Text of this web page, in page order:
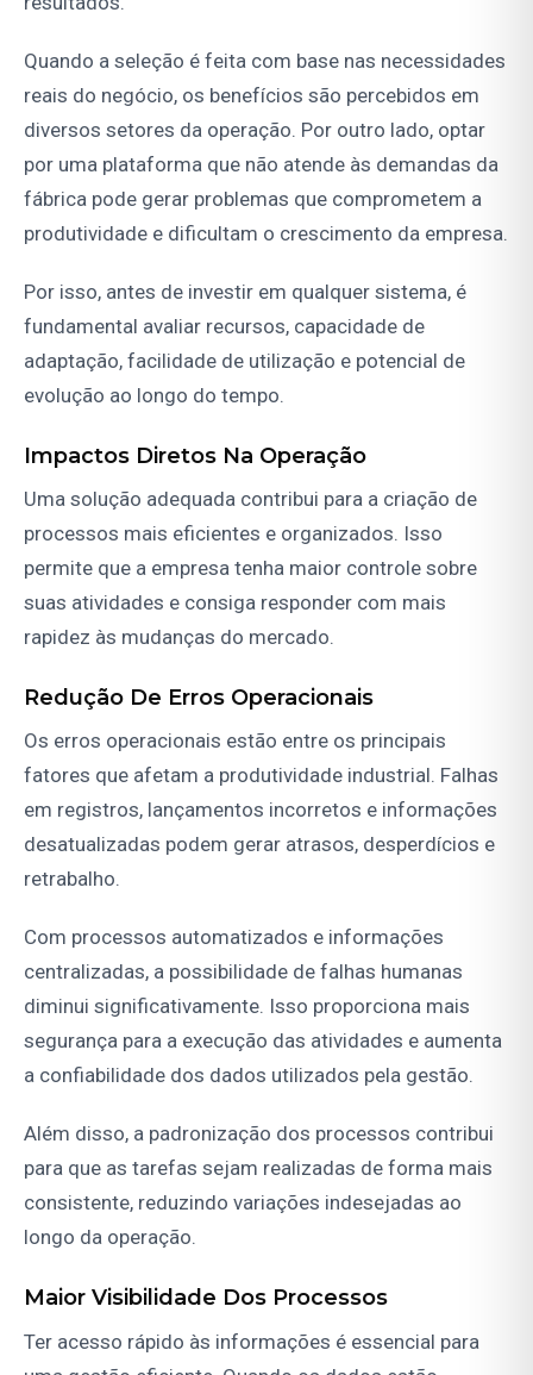
Quando a seleção é feita com base nas necessidades
reais do negócio, os benefícios são percebidos em
diversos setores da operação. Por outro lado, optar
por uma plataforma que não atende às demandas da
fábrica pode gerar problemas que comprometem a
produtividade e dificultam o crescimento da empresa.
Por isso, antes de investir em qualquer sistema, é
fundamental avaliar recursos, capacidade de
adaptação, facilidade de utilização e potencial de
evolução ao longo do tempo.
Impactos Diretos Na Operação
Uma solução adequada contribui para a criação de
processos mais eficientes e organizados. Isso
permite que a empresa tenha maior controle sobre
suas atividades e consiga responder com mais
rapidez às mudanças do mercado.
Redução De Erros Operacionais
Os erros operacionais estão entre os principais
fatores que afetam a produtividade industrial. Falhas
em registros, lançamentos incorretos e informações
desatualizadas podem gerar atrasos, desperdícios e
retrabalho.
Com processos automatizados e informações
centralizadas, a possibilidade de falhas humanas
diminui significativamente. Isso proporciona mais
segurança para a execução das atividades e aumenta
a confiabilidade dos dados utilizados pela gestão.
Além disso, a padronização dos processos contribui
para que as tarefas sejam realizadas de forma mais
consistente, reduzindo variações indesejadas ao
longo da operação.
Maior Visibilidade Dos Processos
Ter acesso rápido às informações é essencial para